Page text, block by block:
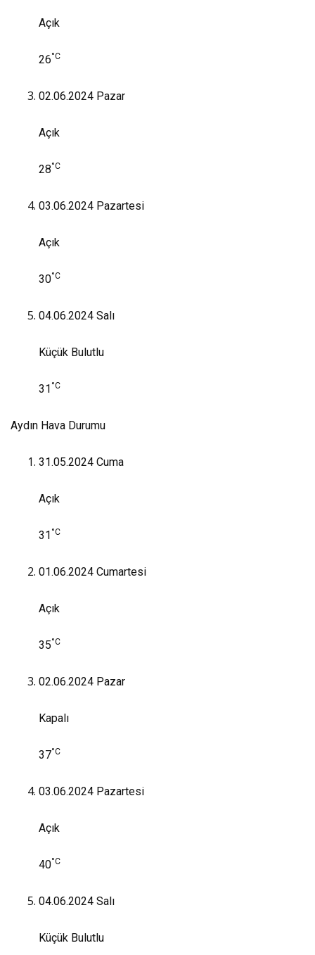
Açık
26°C
02.06.2024 Pazar
Açık
28°C
03.06.2024 Pazartesi
Açık
30°C
04.06.2024 Salı
Küçük Bulutlu
31 °C
Aydın Hava Durumu
31.05.2024 Cuma
Açık
31 °C
01.06.2024 Cumartesi
Açık
35°C
02.06.2024 Pazar
Kapalı
37°C
03.06.2024 Pazartesi
Açık
40°C
04.06.2024 Salı
Küçük Bulutlu